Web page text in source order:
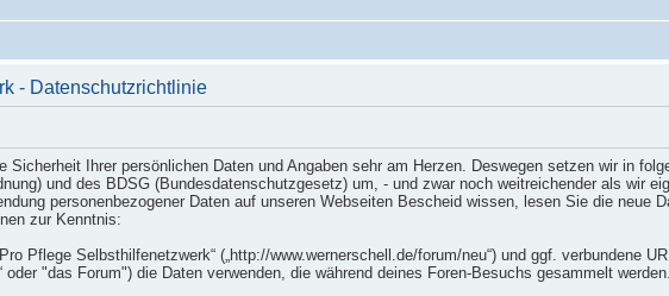
- Datenschutzrichtlinie
Sicherheit Ihrer persönlichen Daten und Angaben sehr am Herzen. Deswegen setzen wir in
und des BDSG (Bundesdatenschutzgesetz) um, - und zwar noch weitreichender als wir
personenbezogener Daten auf unseren Webseiten Bescheid wissen, lesen Sie die neue
zur Kenntnis:
Pflege Selbsthilfenetzwerk“ („http://www.wernerschell.de/forum/neu“) und ggf. verbundene
oder "das Forum") die Daten verwenden, die während deines Foren-Besuchs gesammelt werden.